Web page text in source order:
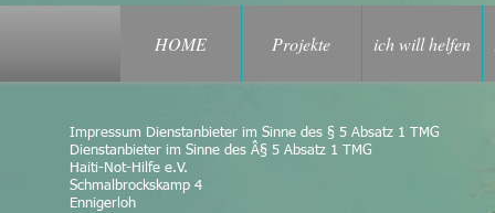
HOME Projekte ich will helfen
Impressum Dienstanbieter im Sinne des § 5 Absatz 1 TMG
Dienstanbieter im
Haiti-